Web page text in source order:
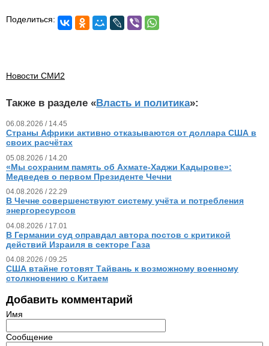
Поделиться:
Новости СМИ2
Также в разделе «Власть и политика»:
06.08.2026 / 14.45
Страны Африки активно отказываются от доллара США в
своих расчётах
05.08.2026 / 14.20
«Мы сохраним память об Ахмате-Хаджи Кадырове»:
Медведев о первом Президенте Чечни
04.08.2026 / 22.29
В Чечне совершенствуют систему учёта и потребления
энергоресурсов
04.08.2026 / 17.01
В Германии суд оправдал автора постов с критикой
действий Израиля в секторе Газа
04.08.2026 / 09.25
США втайне готовят Тайвань к возможному военному
столкновению с Китаем
Добавить комментарий
Имя
Сообщение